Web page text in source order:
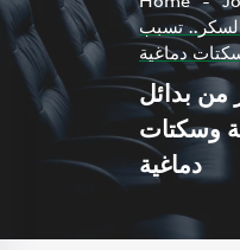
السكر.. تسبب
دماغية
من بدائل
وسكتات
دماغية